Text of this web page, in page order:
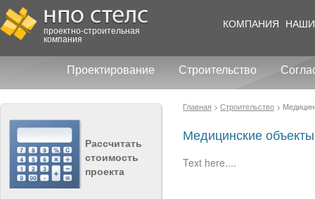
проектно-строительная
компания
КОМПАНИЯ
Проектирование Строительство
Рассчитать
стоимость
проекта
Главная > Строительство >
Медицинские объекты
Text here....